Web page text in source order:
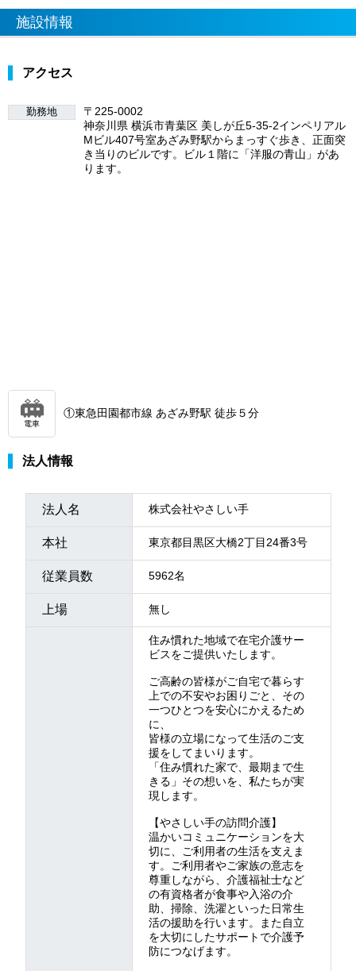
施設情報
アクセス
勤務地
〒225-0002
神奈川県 横浜市青葉区 美しが丘5-35-2インペリアル
Mビル407号室あざみ野駅からまっすぐ歩き、正面突
き当りのビルです。ビル１階に「洋服の青山」があ
ります。
電車
①東急田園都市線 あざみ野駅 徒歩５分
法人情報
法人名 株式会社やさしい手
本社 東京都目黒区大橋2丁目24番3号
従業員数 5962名
上場 無し
住み慣れた地域で在宅介護サー
ビスをご提供いたします。
ご高齢の皆様がご自宅で暮らす
上での不安やお困りごと、その
一つひとつを安心にかえるため
に、
皆様の立場になって生活のご支
援をしてまいります。
「住み慣れた家で、最期まで生
きる」その想いを、私たちが実
現します。
【やさしい手の訪問介護】
温かいコミュニケーションを大
切に、ご利用者の生活を支えま
す。ご利用者やご家族の意志を
尊重しながら、介護福祉士など
の有資格者が食事や入浴の介
助、掃除、洗濯といった日常生
活の援助を行います。また自立
を大切にしたサポートで介護予
防につなげます。